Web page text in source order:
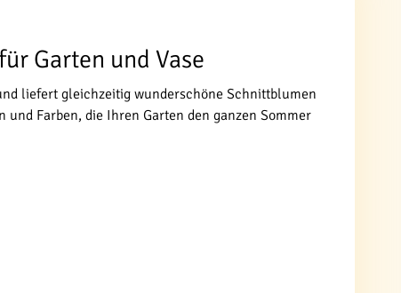
Garten und Vase
liefert gleichzeitig wunderschöne Schnittblumen
Farben, die Ihren Garten den ganzen Sommer